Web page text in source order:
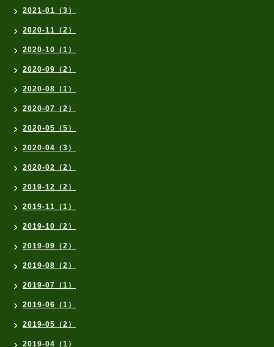
2021-01（3）
2020-11（2）
2020-10（1）
2020-09（2）
2020-08（1）
2020-07（2）
2020-05（5）
2020-04（3）
2020-02（2）
2019-12（2）
2019-11（1）
2019-10（2）
2019-09（2）
2019-08（2）
2019-07（1）
2019-06（1）
2019-05（2）
2019-04（1）